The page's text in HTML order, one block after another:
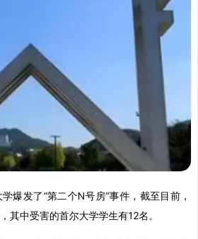
爆发了“第二个N号房”事件，截至目前，
其中受害的首尔大学学生有12名。